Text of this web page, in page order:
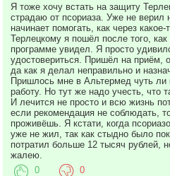
Я тоже хочу встать на защиту
страдаю от псориаза. Уже не верил
начинает помогать, как через
Терлецкому я пошёл после того, как
программе увидел. Я просто
удостовериться. Пришёл на приём,
да как я делал неправильно и
Пришлось мне в Альтермед чуть ли
работу. Но тут же надо учесть, что
И лечится не просто и всю жизнь
если рекомендация не соблюдать,
проживёшь. Я кстати, когда
уже не жил, так как стыдно было
потратил больше 12 тысяч рублей,
жалею.
0 0